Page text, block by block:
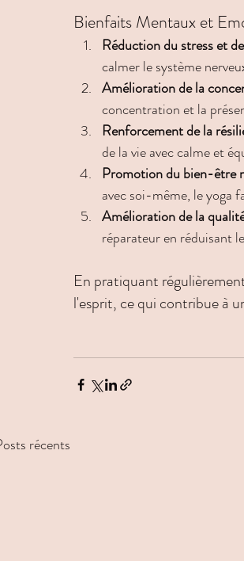
Bienfaits Mentaux et
Réduction du stress et
calmer le système
Amélioration de la
concentration et la
Renforcement de la
de la vie avec calme et
Promotion du bien-être
avec soi-même, le yoga
Amélioration de la
réparateur en réduisant
En pratiquant
l'esprit, ce qui contribue à
récents